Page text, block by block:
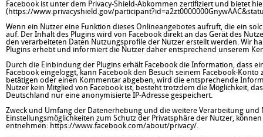
Facebook ist unter dem Privacy-Shield-Abkommen zertifiziert und bietet
( https://www.privacyshield.gov/
Wenn ein Nutzer eine Funktion dieses Onlineangebotes aufruft, die ein
auf. Der Inhalt des Plugins wird von Facebook direkt an das Gerät des
den verarbeiteten Daten Nutzungsprofile der Nutzer erstellt werden. Wir
Plugins erhebt und informiert die Nutzer daher entsprechend unserem
Durch die Einbindung der Plugins erhält Facebook die Information, dass
Facebook eingeloggt, kann Facebook den Besuch seinem Facebook-
betätigen oder einen Kommentar abgeben, wird die entsprechende
Nutzer kein Mitglied von Facebook ist, besteht trotzdem die Möglichkeit,
Deutschland nur eine anonymisierte IP-Adresse gespeichert.
Zweck und Umfang der Datenerhebung und die weitere Verarbeitung
Einstellungsmöglichkeiten zum Schutz der Privatsphäre der Nutzer,
entnehmen: https://www.facebook.com/about/privacy/.